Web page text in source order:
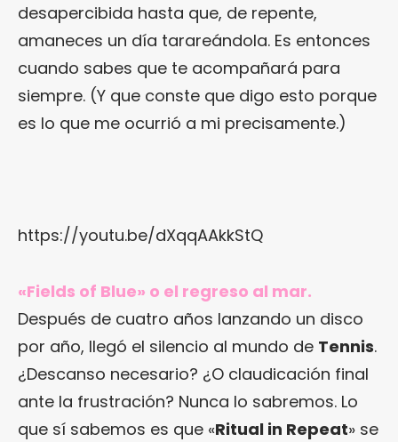
desapercibida hasta que, de repente,
amaneces un día tarareándola. Es entonces
cuando sabes que te acompañará para
siempre. (Y que conste que digo esto porque
es lo que me ocurrió a mi precisamente.)
https://youtu.be/dXqqAAkkStQ
«Fields of Blue» o el regreso al mar.
Después de cuatro años lanzando un disco
por año, llegó el silencio al mundo de Tennis.
¿Descanso necesario? ¿O claudicación final
ante la frustración? Nunca lo sabremos. Lo
que sí sabemos es que «Ritual in Repeat» se